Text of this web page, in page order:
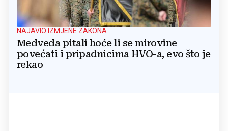
NAJAVIO IZMJENE ZAKONA
Medveda pitali hoće li se mirovine
povećati i pripadnicima HVO-a, evo što je
rekao